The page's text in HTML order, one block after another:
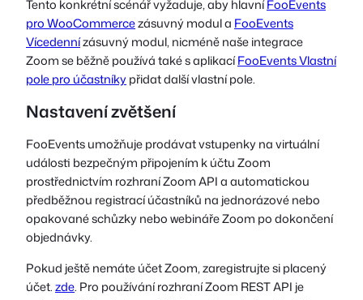
Tento konkrétní scénář vyžaduje, aby hlavníFooEvents
pro WooCommercezásuvný modul a FooEvents
Vícedennízásuvný modul, nicméně naše integrace
Zoom se běžně používá také s aplikacíFooEvents Vlastní
pole pro účastníkypřidat další vlastní pole.
Nastavení zvětšení
FooEvents umožňuje prodávat vstupenky na virtuální
události bezpečným připojením k účtu Zoom
prostřednictvím rozhraní Zoom API a automatickou
předběžnou registrací účastníků na jednorázové nebo
opakované schůzky nebo webináře Zoom po dokončení
objednávky.
Pokud ještě nemáte účet Zoom, zaregistrujte si placený
účet.zde. Pro používání rozhraní Zoom REST API je